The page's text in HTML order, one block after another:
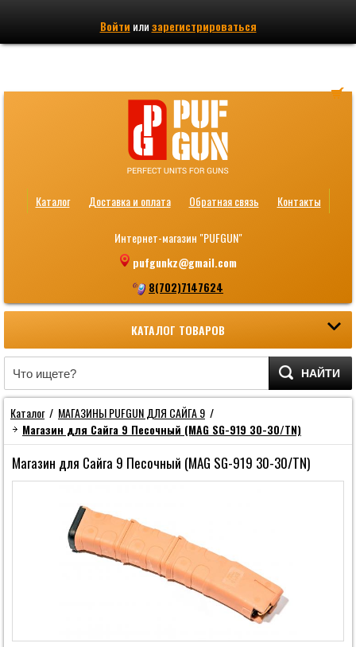
Войти илизарегистрироваться
Каталог Доставка и оплата Обратная связь Контакты
Интернет-магазин "PUFGUN"
pufgunkz@gmail.com
8(702)7147624
КАТАЛОГ ТОВАРОВ
НАЙТИ
Каталог / МАГАЗИНЫ PUFGUN ДЛЯ САЙГА 9 /
Магазин для Сайга 9 Песочный (MAG SG-919 30-30/TN)
Магазин для Сайга 9 Песочный (MAG SG-919 30-30/TN)